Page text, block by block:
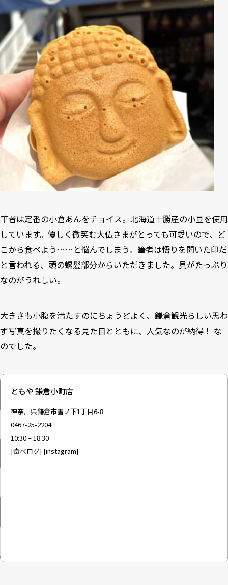
筆者は定番の小倉あんをチョイス。北海道十勝産の小豆を使用
しています。優しく微笑む大仏さまがとっても可愛いので、ど
こから食べよう……と悩んでしまう。筆者は悟りを開いた印だ
と言われる、頭の螺髪部分からいただきました。具がたっぷり
なのがうれしい。
大きさも小腹を満たすのにちょうどよく、鎌倉観光らしい思わ
ず写真を撮りたくなる見た目とともに、人気なのが納得！ な
のでした。
ともや 鎌倉小町店
神奈川県鎌倉市雪ノ下1丁目6-8
0467-25-2204
10:30 – 18:30
[食べログ] [instagram]